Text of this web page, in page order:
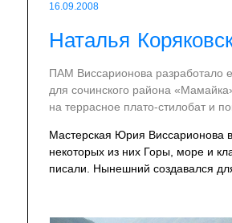
16.09.2008
Наталья
ПАМ Виссарионова разработало
для сочинского района
на террасное плато-стилобат и
Мастерская Юрия Виссарионова
некоторых из них Горы, море и
писали. Нынешний создавался